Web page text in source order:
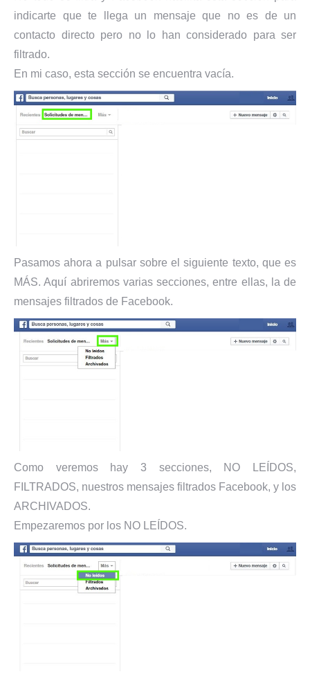
indicarte que te llega un mensaje que no es de un
contacto directo pero no lo han considerado para ser
filtrado.
En mi caso, esta sección se encuentra vacía.
Pasamos ahora a pulsar sobre el siguiente texto, que es
MÁS. Aquí abriremos varias secciones, entre ellas, la de
mensajes filtrados de Facebook.
Como veremos hay 3 secciones, NO LEÍDOS,
FILTRADOS, nuestros mensajes filtrados Facebook, y los
ARCHIVADOS.
Empezaremos por los NO LEÍDOS.